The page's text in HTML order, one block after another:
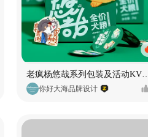
你好大海品牌设计